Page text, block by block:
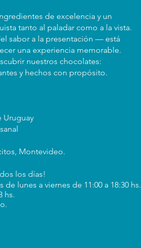
de excelencia y un
tanto al paladar como a la vista.
sabor a la presentación — está
una experiencia memorable.
nuestros chocolates:
y hechos con propósito.
Uruguay
Montevideo.
los días!
de lunes a viernes de 11:00 a 18:30 hs.
hs.